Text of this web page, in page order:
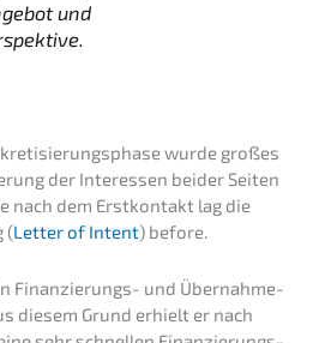
und
wurde großes
der Inter­es­sen beider Seiten
nach dem Erstkon­takt lag die
(Letter of Intent) before.
Finan­zie­rungs- und Übernah­me­
diesem Grund erhielt er nach